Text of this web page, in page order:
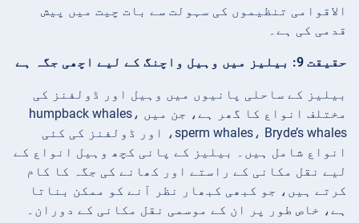
الاقوامی تنظیموں کی سہولت سے بات چیت میں پیش
قدمی کی ہے۔
حقیقت 9: بیلیز میں وہیل واچنگ کے لیے اچھی جگہ ہے
بیلیز کے ساحلی پانیوں میں وہیل اور ڈولفنز کی
مختلف انواع کا گھر ہے، جن میں humpback whales،
sperm whales، Bryde’s whales، اور ڈولفنز کی کئی
انواع شامل ہیں۔ بیلیز کے پانی کچھ وہیل انواع کے
لیے نقل مکانی کے راستے اور کھانے کی جگہ کا کام
کرتے ہیں، جو کبھی کبھار نظر آنے کو ممکن بناتا
ہے، خاص طور پر ان کے موسمی نقل مکانی کے دوران۔